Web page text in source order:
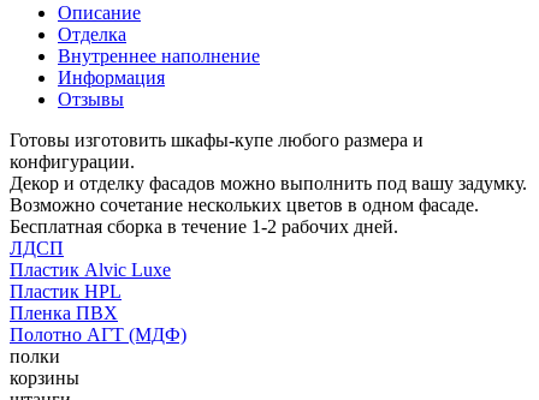
Описание
Отделка
Внутреннее наполнение
Информация
Отзывы
Готовы изготовить шкафы-купе любого размера и
конфигурации.
Декор и отделку фасадов можно выполнить под вашу задумку.
Возможно сочетание нескольких цветов в одном фасаде.
Бесплатная сборка в течение 1-2 рабочих дней.
ЛДСП
Пластик Alvic Luxe
Пластик HPL
Пленка ПВХ
Полотно АГТ (МДФ)
полки
корзины